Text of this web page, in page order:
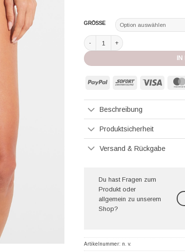
GRÖSSE
Zimmerli Maude Prive Slip blush
PayPal Sofort Visa
Beschreibung
Produktsicherheit
Versand & Rückgabe
Du hast Fragen zum
Produkt oder
allgemein zu unserem
Shop?
Artikelnummer: n. v.